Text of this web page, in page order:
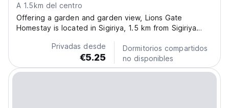
A 1.5km del centro
Offering a garden and garden view, Lions Gate
Homestay is located in Sigiriya, 1.5 km from Sigiriya
offers access to a terrace and free private parking.
Wildlife Range Office - Sigiriya is 2.7 km from the...
Privadas desde
€5.25
Dormitorios compartidos
no disponibles